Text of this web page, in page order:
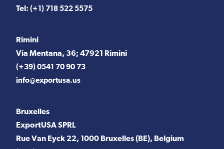
Tel: (+1) 718 522 5575
Rimini
Via Mentana, 36; 47921 Rimini
(+39) 0541 70 90 73
info@exportusa.us
Bruxelles
ExportUSA SPRL
Rue Van Eyck 22, 1000 Bruxelles (BE), Belgium